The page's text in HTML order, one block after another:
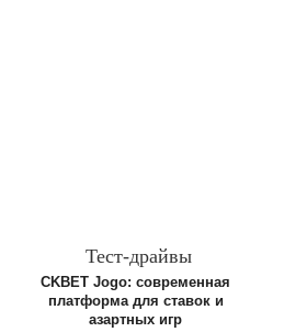
Тест-драйвы
CKBET Jogo: современная
платформа для ставок и
азартных игр